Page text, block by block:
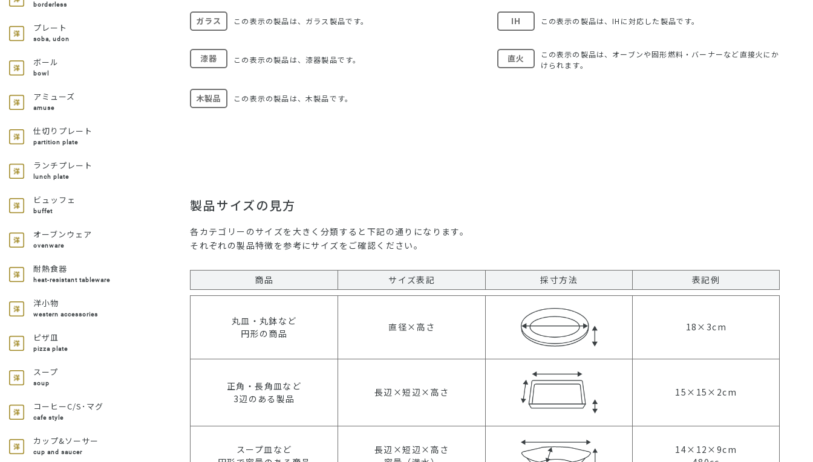
borderless
プレート
soba, udon
ボール
bowl
アミューズ
amuse
仕切りプレート
partition plate
ランチプレート
lunch plate
ビュッフェ
buffet
オーブンウェア
ovenware
耐熱食器
heat-resistant tableware
洋小物
western accessories
ピザ皿
pizza plate
スープ
soup
コーヒーC/S･マグ
cafe style
カップ&ソーサー
cup and saucer
ガラス この表示の製品は、ガラス製品です。 IH この表示の製品は、IHに対応した製品です。
漆器 この表示の製品は、漆器製品です。 直火
この表示の製品は、オーブンや固形燃料・バーナーなど直接火にか
けられます。
木製品 この表示の製品は、木製品です。
製品サイズの見方
各カテゴリーのサイズを大きく分類すると下記の通りになります。
それぞれの製品特徴を参考にサイズをご確認ください。
商品 サイズ表記 採寸方法 表記例
丸皿・丸鉢など
円形の商品
直径×高さ 18×3cm
正角・長角皿など
3辺のある製品
長辺×短辺×高さ 15×15×2cm
スープ皿など
長辺×短辺×高さ
14×12×9cm